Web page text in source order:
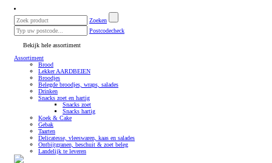
Zoeken
Postcodecheck
Bekijk hele assortiment
Assortiment
Brood
Lekker AARDBEIEN
Broodjes
Belegde broodjes, wraps, salades
Drinken
Snacks zoet en hartig
Snacks zoet
Snacks hartig
Koek & Cake
Gebak
Taarten
Delicatesse, vleeswaren, kaas en salades
Ontbijtgranen, beschuit & zoet beleg
Landelijk te leveren